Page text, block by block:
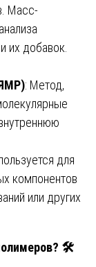
Масс-
их добавок.
: Метод,
для
компонентов
или других
🛠